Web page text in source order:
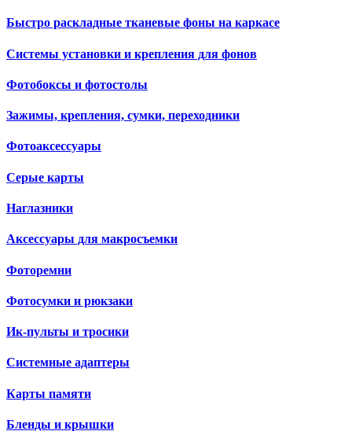
Быстро раскладные тканевые фоны на каркасе
Системы установки и крепления для фонов
Фотобоксы и фотостолы
Зажимы, крепления, сумки, переходники
Фотоаксессуары
Серые карты
Наглазники
Аксессуары для макросъемки
Фоторемни
Фотосумки и рюкзаки
Ик-пульты и тросики
Системные адаптеры
Карты памяти
Бленды и крышки